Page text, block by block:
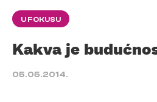
U FOKUSU
Kakva je
05.05.2014.